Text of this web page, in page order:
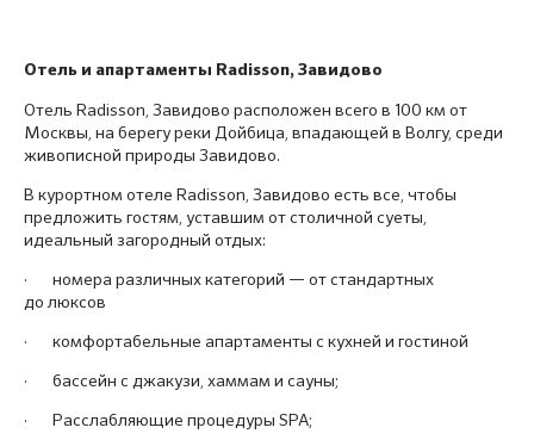
Отель и апартаменты Radisson, Завидово
Отель Radisson, Завидово расположен всего в 100 км от
Москвы, на берегу реки Дойбица, впадающей в Волгу, среди
живописной природы Завидово.
В курортном отеле Radisson, Завидово есть все, чтобы
предложить гостям, уставшим от столичной суеты,
идеальный загородный отдых:
· номера различных категорий — от стандартных
до люксов
· комфортабельные апартаменты с кухней и гостиной
· бассейн с джакузи, хаммам и сауны;
· Расслабляющие процедуры SPA;